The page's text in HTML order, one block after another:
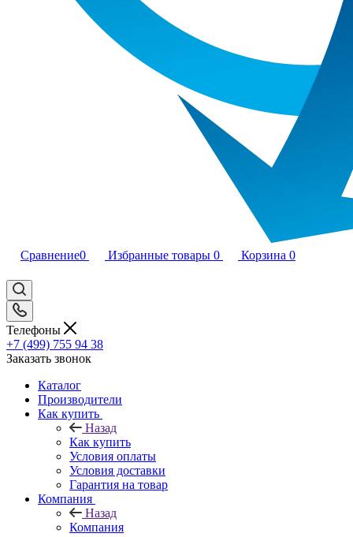
Сравнение0 Избранные товары 0 Корзина 0
Телефоны
+7 (499) 755 94 38
Заказать звонок
Каталог
Производители
Как купить
Назад
Как купить
Условия оплаты
Условия доставки
Гарантия на товар
Компания
Назад
Компания